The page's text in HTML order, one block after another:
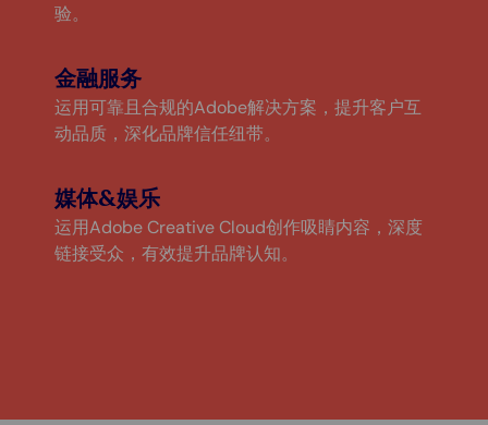
验。
金融服务
运用可靠且合规的Adobe解决方案，提升客户互
动品质，深化品牌信任纽带。
媒体&娱乐
运用Adobe Creative Cloud创作吸睛内容，深度
链接受众，有效提升品牌认知。